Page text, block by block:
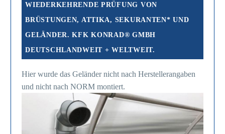
WIEDERKEHRENDE PRÜFUNG VON
BRÜSTUNGEN, ATTIKA, SEKURANTEN* UND
GELÄNDER. KFK KONRAD® GMBH
DEUTSCHLANDWEIT + WELTWEIT.
Hier wurde das Geländer nicht nach Herstellerangaben
und nicht nach NORM montiert.